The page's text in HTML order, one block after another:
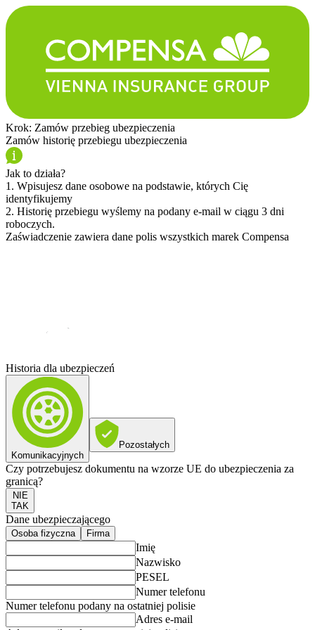
Krok: Zamów przebieg ubezpieczenia
Zamów historię przebiegu ubezpieczenia
Jak to działa?
1. Wpisujesz dane osobowe na podstawie, których Cię
identyfikujemy
2. Historię przebiegu wyślemy na podany e-mail w ciągu 3 dni
roboczych.
Zaświadczenie zawiera dane polis wszystkich marek Compensa
Historia dla ubezpieczeń
Komunikacyjnych
Pozostałych
Czy potrzebujesz dokumentu na wzorze UE do ubezpieczenia za
granicą?
NIE
TAK
Dane ubezpieczającego
Osoba fizyczna Firma
Imię
Nazwisko
PESEL
Numer telefonu
Numer telefonu podany na ostatniej polisie
Adres e-mail